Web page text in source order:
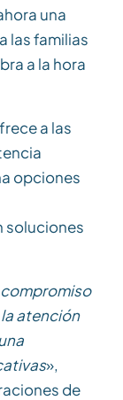
una
las familias
a la hora
a las
opciones
soluciones
atención
»,
de